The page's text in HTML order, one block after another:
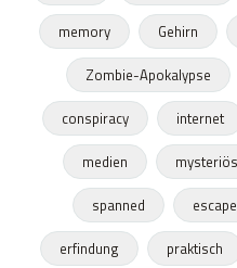
memory
Gehirn
Zombie-Apokalypse
conspiracy
internet
medien
mysteriös
spanned
erfindung
praktisch